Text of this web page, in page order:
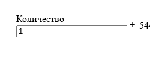
-
Количество
+